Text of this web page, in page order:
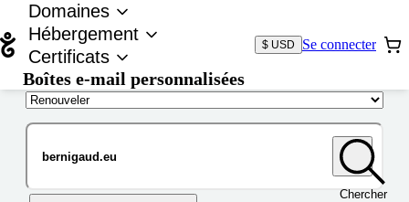
Domaines
Hébergement
Certificats
Boîtes e-mail personnalisées
$ USD Se connecter
Chercher